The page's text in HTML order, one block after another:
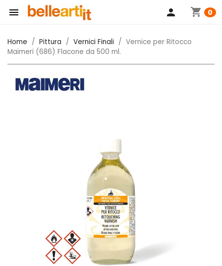
 shopping_cart 0
person
Home Pittura Vernici Finali
Vernice per Ritocco
Maimeri (686) Flacone da 500 ml.